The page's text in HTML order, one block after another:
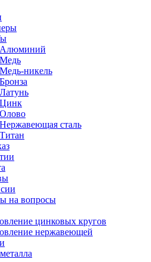
Алюминий
Медь
Медь-никель
Бронза
Латунь
Цинк
Олово
Нержавеющая сталь
Титан
на вопросы
цинковых кругов
нержавеющей